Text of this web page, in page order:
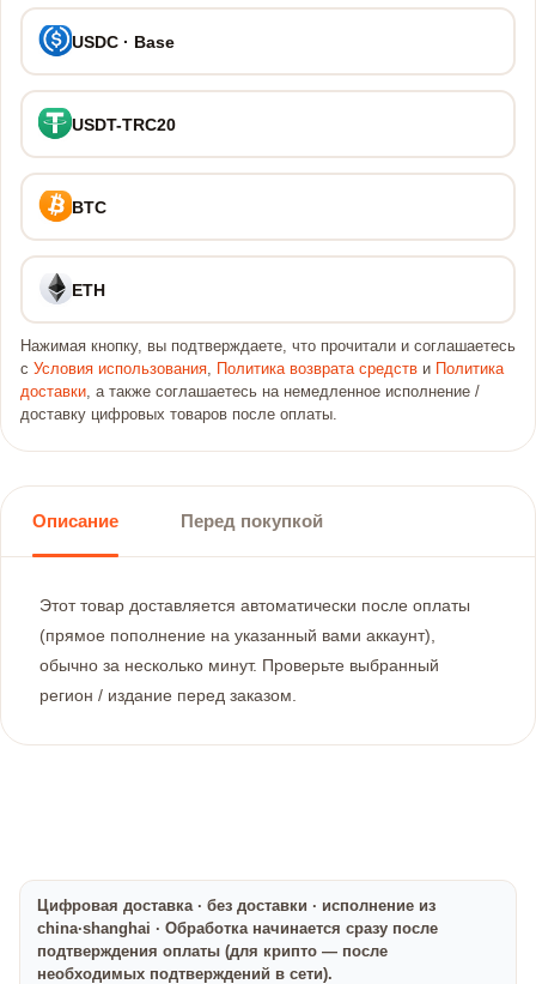
USDC · Base
USDT-TRC20
BTC
ETH
Нажимая кнопку, вы подтверждаете, что прочитали и соглашаетесь
с Условия использования, Политика возврата средств и
Политика
доставки, а также соглашаетесь на немедленное исполнение /
доставку цифровых товаров после оплаты.
Описание Перед покупкой
Этот товар доставляется автоматически после оплаты
(прямое пополнение на указанный вами аккаунт),
обычно за несколько минут. Проверьте выбранный
регион / издание перед заказом.
Цифровая доставка · без доставки · исполнение из
china·shanghai · Обработка начинается сразу после
подтверждения оплаты (для крипто — после
необходимых подтверждений в сети).